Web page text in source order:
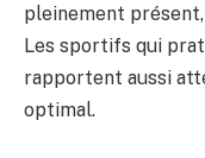
pleinement
Les sportifs qui
rapportent aussi
optimal.